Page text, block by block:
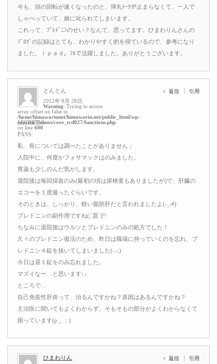
今も、頭の回転が速くなったのと、弾丸ﾄｰｸが止まらなくて、一人で
しゃべっていて、娘に叱られてしまいます。
これって、ﾌﾟﾚﾄﾞﾆﾝのせい？なんて、思ってます。ひまわりんさんの
ﾌﾞﾛｸﾞの記録はとても、わかりやすく的を得ているので、参考になり
ました。Ｉｐａｄ。ﾌﾙで活躍しました。ありがとうございます。
とんとん
2012年 8月 28日
Warning: Trying to access
array offset on false in
/home/himawarinnet/himawarin.net/public_html/wp-
content/themes/core_tcd027/functions.php
on line 600
返信 引用
SECRET: 0
PASS:
私、骨については調べたことがありません；
入院中に、何度かフォサマックはのみました。
胃薬も少しのんだ気がします。
退院後は毎回採血のみ(最初の頃は尿検査もありましたが)で、肝臓の
エコーを１度撮ったぐらいです。
そのときは、しっかり、軽い脂肪肝だと言われましたよ(-_-#)
プレドニンの副作用ですね(;`皿´)!!
ちなみに退院後はウルソとプレドニンのみの処方でした！
久々のプレドニン復活のため、昨日は職場に持っていくのを忘れ、プ
レドニン４錠を抜いてしまいました(-.-;)
今日は昼１錠をのみ忘れました。
マズイなー…と思います↓↓
ところで…
自己免疫性肝炎って、治るんですかね？原因はあるんですかね？
主治医に聞いてもよくわからず、そもそもの部分がよくわからなくて
困っています(ρ＿；)
ひまわりん 返信 引用